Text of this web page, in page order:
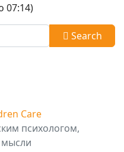
07:14)
Search
Care
психологом,
мысли